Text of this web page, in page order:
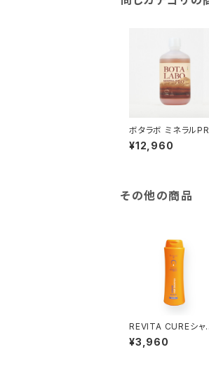
ボタラボ ミネラル
1L
¥12,960
その他の商品
REVITA CUREシャ
プー
¥3,960